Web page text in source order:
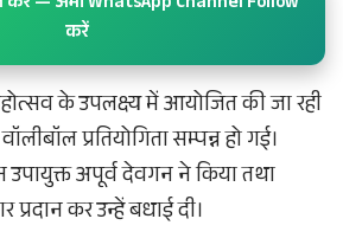
करें
महोत्सव के उपलक्ष्य में आयोजित की जा रही
प्रतियोगिता सम्पन्न हो गई।
उपायुक्त अपूर्व देवगन ने किया तथा
प्रदान कर उन्हें बधाई दी।